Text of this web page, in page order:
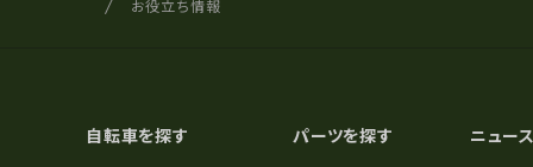
サイト内の現在地
お役立ち情報
自転車を探す パーツを探す ニュー